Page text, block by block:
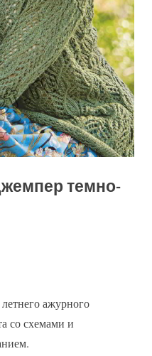
темно-
ажурного
со схемами и